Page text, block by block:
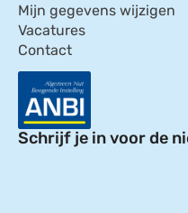
Mijn gegevens wijzigen
Vacatures
Contact
Schrijf je in voor de